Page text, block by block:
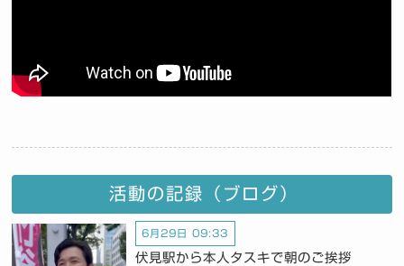
活動の記録（ブログ）
6月29日 09:33
伏見駅から本人タスキで朝のご挨拶